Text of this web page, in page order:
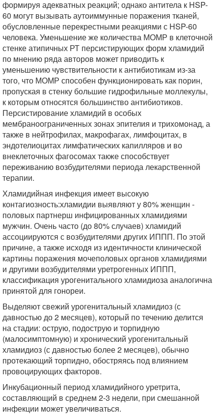
формируя адекватных реакций; однако антитела к HSP-
60 могут вызывать аутоиммунные поражения тканей,
обусловленные перекрестными реакциями с HSP-60
человека. Уменьшение же количества МОМР в клеточной
стенке атипичных РТ персистирующих форм хламидий
по мнению ряда авторов может приводить к
уменьшению чувствительности к антибиотикам из-за
того, что МОМР способен функционировать как порин,
пропуская в стенку большие гидрофильные моллекулы,
к которым относятся большинство антибиотиков.
Персистирование хламидий в особых
мембраноограниченных зонах эпителия и трихомонад, а
также в нейтрофилах, макрофагах, лимфоцитах, в
эндотелиоцитах лимфатических капилляров и во
внеклеточных фагосомах также способствует
переживанию возбудителями периода лекарственной
терапии.
Хламидийная инфекция имеет высокую
контагиозность:хламидии выявляют у 80% женщин -
половых партнерш инфицированных хламидиями
мужчин. Очень часто (до 80% случаев) хламидий
ассоциируются с возбудителями других ИППП. По этой
причине, а также исходя из идентичности клинической
картины поражения мочеполовых органов хламидиями
и другими возбудителями уретрогенных ИППП,
классификация урогенитального хламидиоза аналогична
принятой для гонореи.
Выделяют свежий урогенитальный хламидиоз (с
давностью до 2 месяцев), который по течению делится
на стадии: острую, подострую и торпидную
(малосимптомную) и хронический урогенитальный
хламидиоз (с давностью более 2 месяцев), обычно
протекающий торпидно, обостряясь под влиянием
провоцирующих факторов.
Инкубационный период хламидийного уретрита,
составляющий в среднем 2-3 недели, при смешанной
инфекции может увеличиваться.